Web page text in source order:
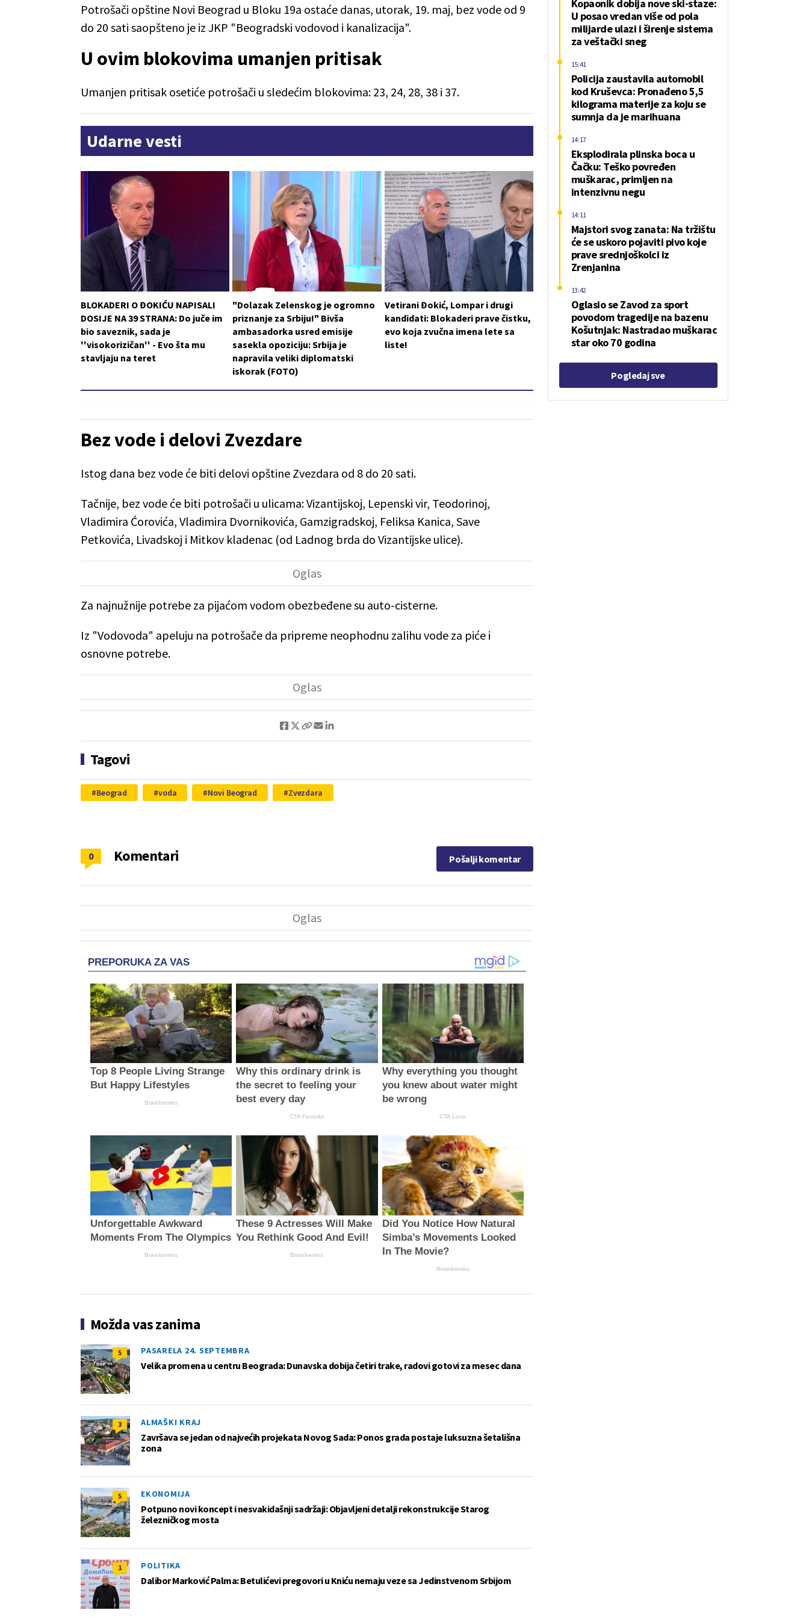
Potrošači opštine Novi Beograd u Bloku 19a ostaće danas, utorak, 19. maj, bez vode od 9
do 20 sati saopšteno je iz JKP "Beogradski vodovod i kanalizacija".
U ovim blokovima umanjen pritisak
Umanjen pritisak osetiće potrošači u sledećim blokovima: 23, 24, 28, 38 i 37.
Udarne vesti
BLOKADERI O ĐOKIĆU NAPISALI
DOSIJE NA 39 STRANA: Do juče im
bio saveznik, sada je
''visokorizičan'' - Evo šta mu
stavljaju na teret
"Dolazak Zelenskog je ogromno
priznanje za Srbiju!" Bivša
ambasadorka usred emisije
sasekla opoziciju: Srbija je
napravila veliki diplomatski
iskorak (FOTO)
Vetirani Đokić, Lompar i drugi
kandidati: Blokaderi prave čistku,
evo koja zvučna imena lete sa
liste!
Bez vode i delovi Zvezdare
Istog dana bez vode će biti delovi opštine Zvezdara od 8 do 20 sati.
Tačnije, bez vode će biti potrošači u ulicama: Vizantijskoj, Lepenski vir, Teodorinoj,
Vladimira Ćorovića, Vladimira Dvornikovića, Gamzigradskoj, Feliksa Kanica, Save
Petkovića, Livadskoj i Mitkov kladenac (od Ladnog brda do Vizantijske ulice).
Za najnužnije potrebe za pijaćom vodom obezbeđene su auto-cisterne.
Iz "Vodovoda" apeluju na potrošače da pripreme neophodnu zalihu vode za piće i
osnovne potrebe.
Tagovi
Beograd voda Novi Beograd Zvezdara
Komentari
0 Pošalji komentar
PREPORUKA ZA VAS
Top 8 People Living Strange
But Happy Lifestyles
Brainberries
Why this ordinary drink is
the secret to feeling your
best every day
CTA Favorite
Why everything you thought
you knew about water might
be wrong
CTA Love
Unforgettable Awkward
Moments From The Olympics
Brainberries
These 9 Actresses Will Make
You Rethink Good And Evil!
Brainberries
Did You Notice How Natural
Simba’s Movements Looked
In The Movie?
Brainberries
Možda vas zanima
5 PASARELA 24. SEPTEMBRA
Velika promena u centru Beograda: Dunavska dobija četiri trake, radovi gotovi za mesec dana
3 ALMAŠKI KRAJ
Završava se jedan od najvećih projekata Novog Sada: Ponos grada postaje luksuzna šetališna
zona
5 EKONOMIJA
Potpuno novi koncept i nesvakidašnji sadržaji: Objavljeni detalji rekonstrukcije Starog
železničkog mosta
1 POLITIKA
Dalibor Marković Palma: Betulićevi pregovori u Kniću nemaju veze sa Jedinstvenom Srbijom
Kopaonik dobija nove ski-staze:
U posao vredan više od pola
milijarde ulazi i širenje sistema
za veštački sneg
Policija zaustavila automobil
kod Kruševca: Pronađeno 5,5
kilograma materije za koju se
sumnja da je marihuana
15:41
Eksplodirala plinska boca u
Čačku: Teško povređen
muškarac, primljen na
intenzivnu negu
14:17
Majstori svog zanata: Na tržištu
će se uskoro pojaviti pivo koje
prave srednjoškolci iz
Zrenjanina
14:11
Oglasio se Zavod za sport
povodom tragedije na bazenu
Košutnjak: Nastradao muškarac
star oko 70 godina
13:42
Pogledaj sve